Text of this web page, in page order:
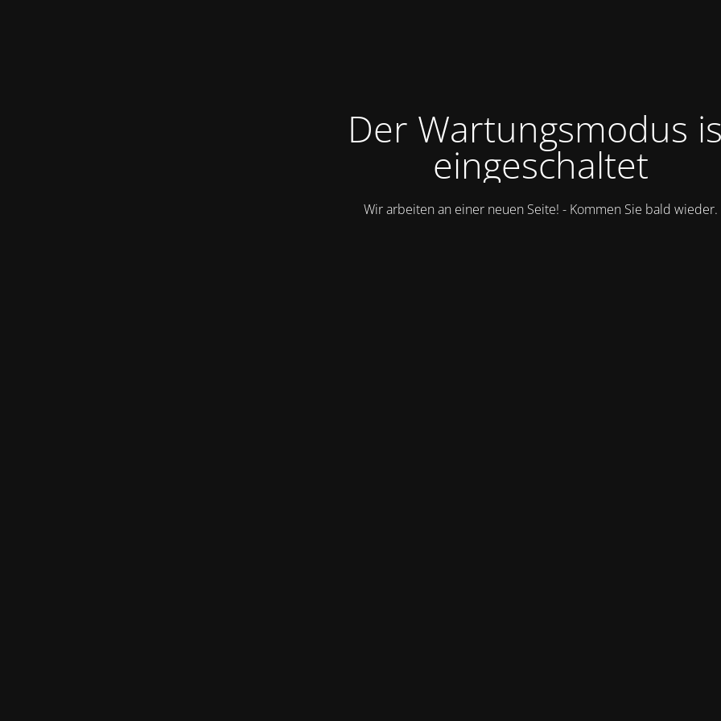
Der Wartungsmodus
eingeschaltet
Wir arbeiten an einer neuen Seite! - Kommen Sie bald wieder.